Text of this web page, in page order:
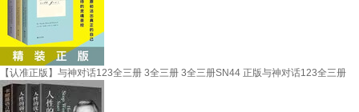
【认准正版】与神对话123全三册 3全三册 3全三册SN44 正版与神对话123全三册